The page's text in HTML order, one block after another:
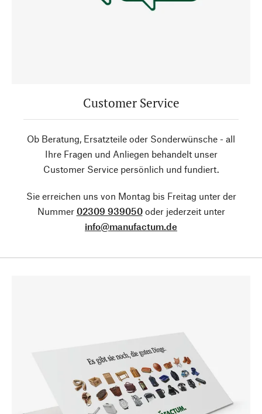
Customer Service
Ob Beratung, Ersatzteile oder Sonderwünsche - all
Ihre Fragen und Anliegen behandelt unser
Customer Service persönlich und fundiert.
Sie erreichen uns von Montag bis Freitag unter der
Nummer 02309 939050oder jederzeit unter
info@manufactum.de